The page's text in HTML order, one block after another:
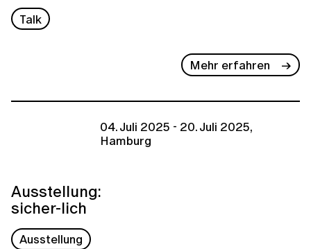
Talk
Mehr erfahren
04. Juli 2025 - 20. Juli 2025,
Hamburg
Ausstellung:
sicher-lich
Ausstellung